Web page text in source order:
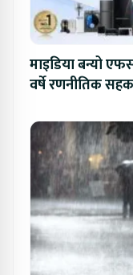
माइडिया बन्यो
वर्षे रणनीतिक